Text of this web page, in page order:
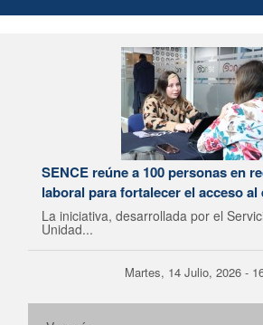
SENCE reúne a 100 personas en
laboral para fortalecer el acceso al
La iniciativa, desarrollada por el
Unidad...
Martes, 14 Julio, 2026 -